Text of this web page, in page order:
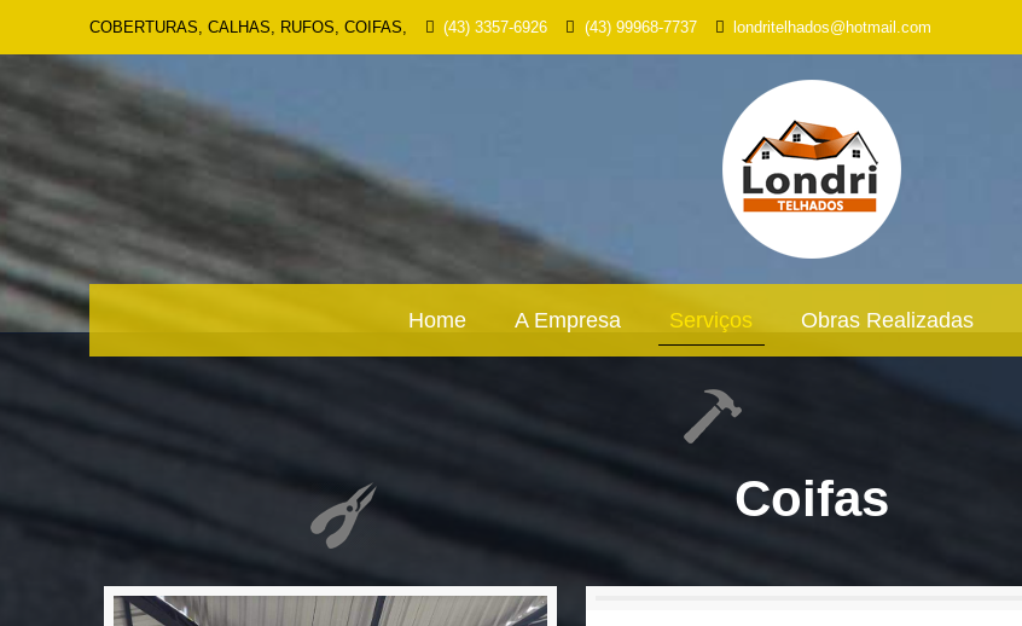
COBERTURAS, CALHAS, RUFOS, COIFAS, (43) 3357-6926 (43) 99968-7737 londritelhados@hotmail.com
Home A Empresa Serviços Obras Realizadas
Coifas